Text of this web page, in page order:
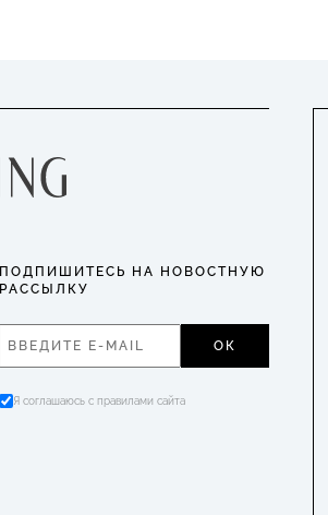
ПОДПИШИТЕСЬ НА НОВОСТНУЮ
РАССЫЛКУ
ОК
Я соглашаюсь с правилами сайта